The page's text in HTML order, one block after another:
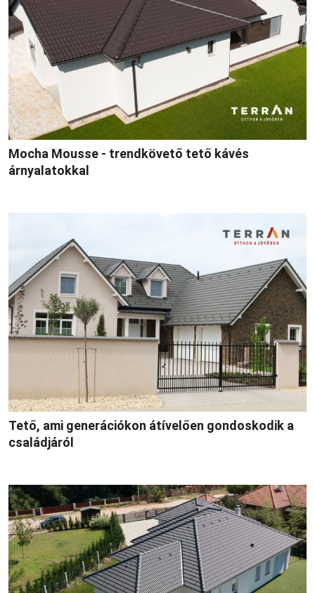
Mocha Mousse - trendkövető tető kávés
árnyalatokkal
Tető, ami generációkon átívelően gondoskodik a
családjáról